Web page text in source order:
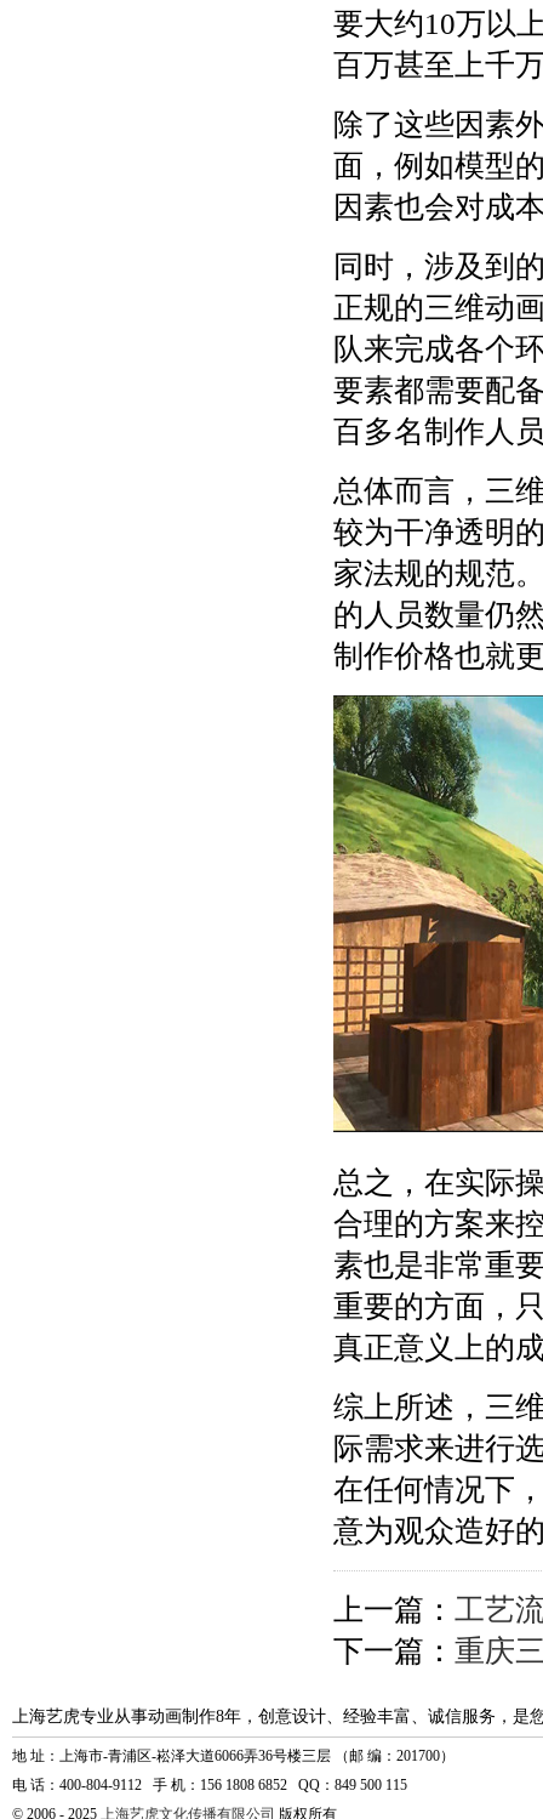
要大约10万以
百万甚至上千
除了这些因素
面，例如模型
因素也会对成
同时，涉及到
正规的三维动
队来完成各个
要素都需要配
百多名制作人
总体而言，三
较为干净透明
家法规的规范
的人员数量仍
制作价格也就
总之，在实际
合理的方案来
素也是非常重
重要的方面，
真正意义上的
综上所述，三
际需求来进行
在任何情况下
意为观众造好
上一篇： 工艺
下一篇： 重庆
上海艺虎专业从事动画制作8年，创意设计、经验丰富、诚信服务，是
地 址：上海市-青浦区-崧泽大道6066弄36号楼三层 （邮 编：201700）
电 话：400-804-9112 手 机：156 1808 6852 QQ：849 500 115
© 2006 - 2025 上海艺虎文化传播有限公司 版权所有